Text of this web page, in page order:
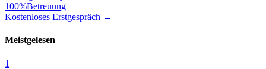
100%Betreuung
Kostenloses Erstgespräch →
Meistgelesen
1